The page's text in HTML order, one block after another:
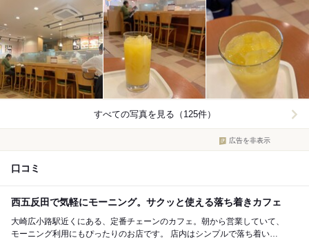
すべての写真を見る（125件）
広告を非表示
口コミ
西五反田で気軽にモーニング。サクッと使える落ち着きカフェ
大崎広小路駅近くにある、定番チェーンのカフェ。朝から営業していて、
モーニング利用にもぴったりのお店です。 店内はシンプルで落ち着いた